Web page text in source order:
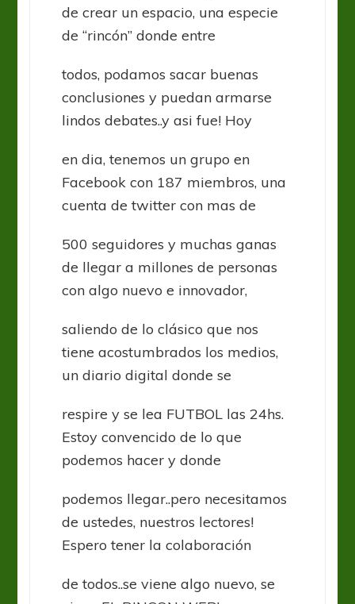
de crear un espacio, una especie
de “rincón” donde entre
todos, podamos sacar buenas
conclusiones y puedan armarse
lindos debates..y asi fue! Hoy
en dia, tenemos un grupo en
Facebook con 187 miembros, una
cuenta de twitter con mas de
500 seguidores y muchas ganas
de llegar a millones de personas
con algo nuevo e innovador,
saliendo de lo clásico que nos
tiene acostumbrados los medios,
un diario digital donde se
respire y se lea FUTBOL las 24hs.
Estoy convencido de lo que
podemos hacer y donde
podemos llegar..pero necesitamos
de ustedes, nuestros lectores!
Espero tener la colaboración
de todos..se viene algo nuevo, se